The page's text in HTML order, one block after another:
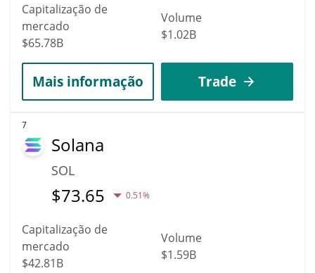
Capitalização de
mercado
$65.78B
Volume
$1.02B
Mais informação Trade
7
Solana
SOL
$73.65 0.51%
Capitalização de
mercado
$42.81B
Volume
$1.59B